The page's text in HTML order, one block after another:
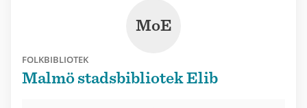
MoE
FOLKBIBLIOTEK
Malmö stadsbibliotek Elib